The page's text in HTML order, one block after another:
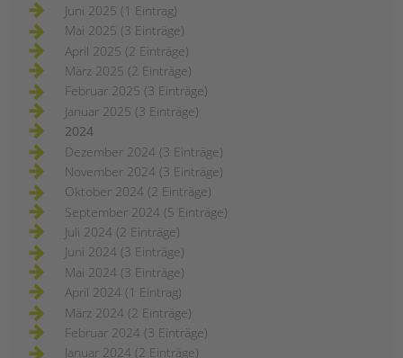
Juni 2025 (1 Eintrag)
Mai 2025 (3 Einträge)
April 2025 (2 Einträge)
März 2025 (2 Einträge)
Februar 2025 (3 Einträge)
Januar 2025 (3 Einträge)
2024
Dezember 2024 (3 Einträge)
November 2024 (3 Einträge)
Oktober 2024 (2 Einträge)
September 2024 (5 Einträge)
Juli 2024 (2 Einträge)
Juni 2024 (3 Einträge)
Mai 2024 (3 Einträge)
April 2024 (1 Eintrag)
März 2024 (2 Einträge)
Februar 2024 (3 Einträge)
Januar 2024 (2 Einträge)